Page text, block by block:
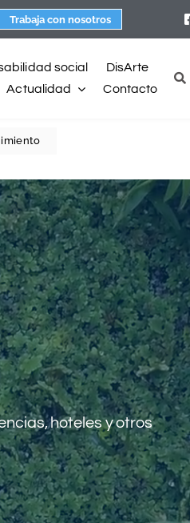
Trabaja con nosotros
social
DisArte
Actualidad
Contacto
hoteles y otros